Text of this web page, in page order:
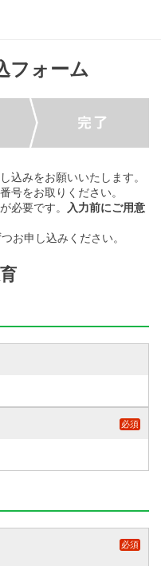
フォーム
込みをお願いいたします。
号をお取りください。
必要です。
入力前にご用意
お申し込みください。
必須
必須